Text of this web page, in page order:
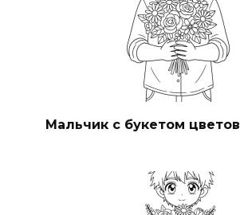
Мальчик с букетом цветов